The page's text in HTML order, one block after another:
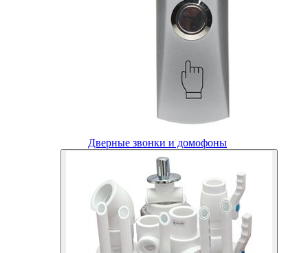
Дверные звонки и домофоны